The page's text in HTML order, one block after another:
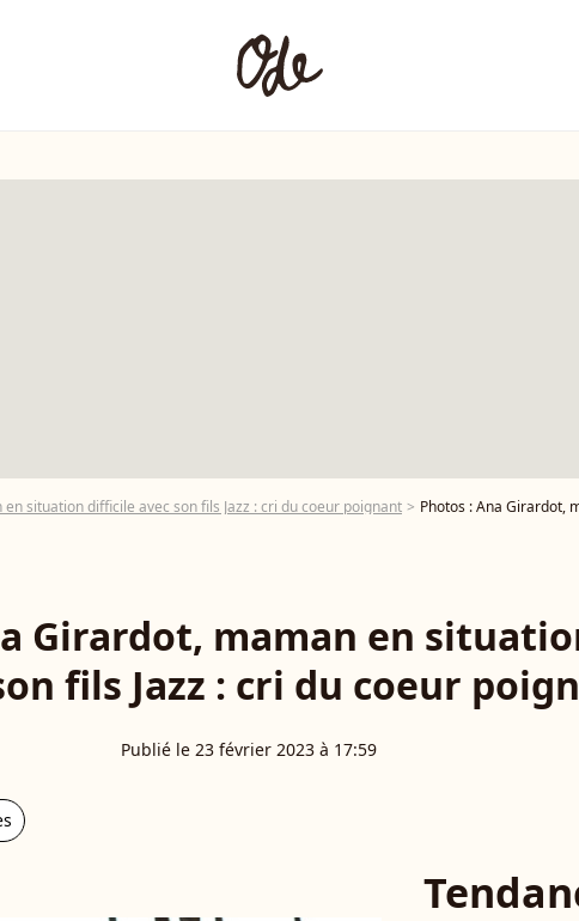
situation difficile avec son fils Jazz : cri du coeur poignant Photos : Ana Girardot, maman en
Girardot, maman en
fils Jazz : cri du coeur
Publié le 23 février 2023 à 17:59